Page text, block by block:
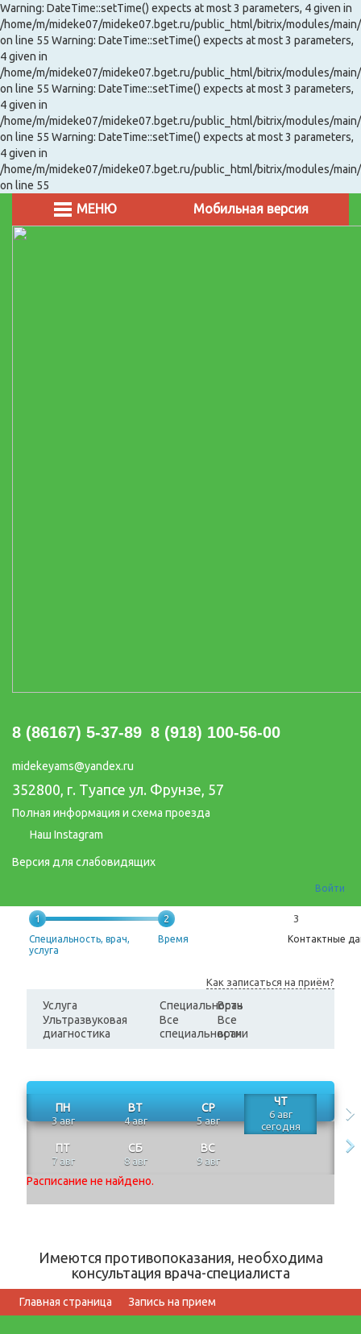
Warning: DateTime::setTime() expects at most 3 parameters, 4 given in
/home/m/mideke07/mideke07.bget.ru/public_html/bitrix/modules/
on line 55 Warning: DateTime::setTime() expects at most 3 parameters,
4 given in
/home/m/mideke07/mideke07.bget.ru/public_html/bitrix/modules/
on line 55 Warning: DateTime::setTime() expects at most 3 parameters,
4 given in
/home/m/mideke07/mideke07.bget.ru/public_html/bitrix/modules/
on line 55 Warning: DateTime::setTime() expects at most 3 parameters,
4 given in
/home/m/mideke07/mideke07.bget.ru/public_html/bitrix/modules/
on line 55
МЕНЮ Мобильная версия
8 (86167) 5-37-89 8 (918) 100-56-00
midekeyams@yandex.ru
352800, г. Туапсе ул. Фрунзе, 57
Полная информация и схема проезда
Наш Instagram
Версия для слабовидящих
Войти
1
Специальность, врач,
услуга
2
Время
3
Контактные
Как записаться на приём?
Услуга
Ультразвуковая
диагностика
Специальность
Все
специальности
Врач
Все
врачи
ПН
3 авг
ВТ
4 авг
СР
5 авг
ЧТ
6 авг
сегодня
ПТ
7 авг
СБ
8 авг
ВС
9 авг
Расписание не найдено.
Имеются противопоказания, необходима
консультация врача-специалиста
Главная страница Запись на прием